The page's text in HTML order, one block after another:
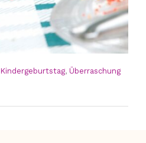
Kindergeburtstag, Überraschung